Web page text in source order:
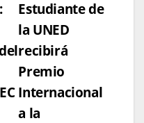
Estudiante de
la UNED
recibirá
Premio
Internacional
a la